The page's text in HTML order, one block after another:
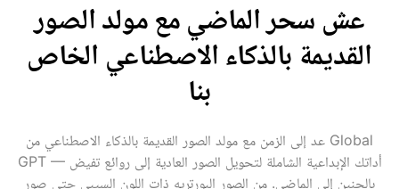
عش سحر الماضي مع مولد الصور
القديمة بالذكاء الاصطناعي الخاص
بنا
عد إلى الزمن مع مولد الصور القديمة بالذكاء الاصطناعي من Global
GPT — أداتك الإبداعية الشاملة لتحويل الصور العادية إلى روائع تفيض
بالحنين إلى الماضي. من الصور البورتريه ذات اللون السيبي حتى صور